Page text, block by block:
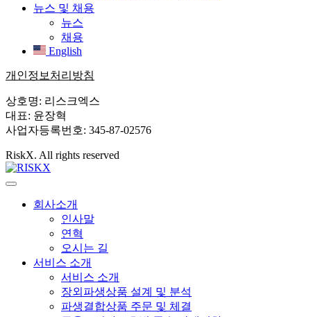
뉴스 및 채용
뉴스
채용
English
개인정보처리방침
상호명: 리스크엑스
대표: 윤장혁
사업자등록번호: 345-87-02576
RiskX. All rights reserved
회사소개
인사말
연혁
오시는 길
서비스 소개
서비스 소개
장외파생상품 설계 및 분석
파생결합상품 주문 및 체결